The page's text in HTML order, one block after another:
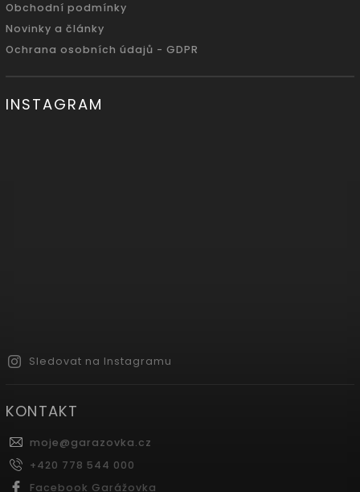
Obchodní podmínky
Novinky a články
Ochrana osobních údajů - GDPR
INSTAGRAM
Sledovat na Instagramu
KONTAKT
moje@garazovka.cz
+420 778 544 000
Facebook Garážovka